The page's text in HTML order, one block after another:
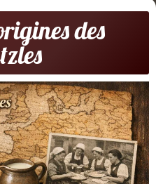
des